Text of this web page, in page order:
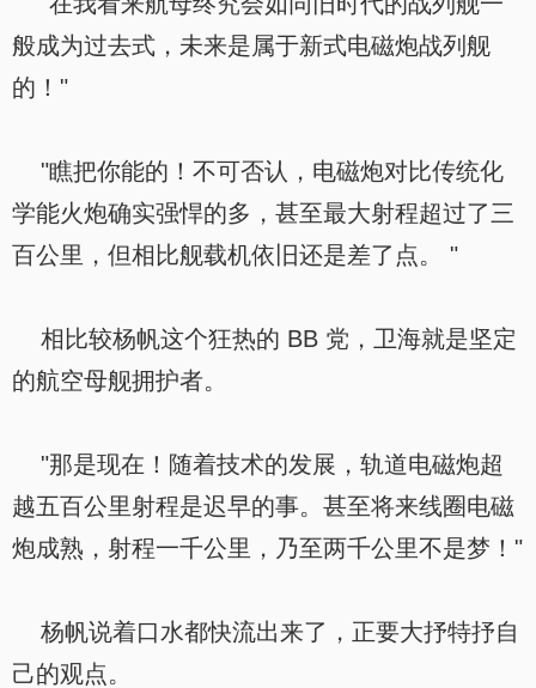
般成为过去式，未来是属于新式电磁炮战列舰
的！"
"瞧把你能的！不可否认，电磁炮对比传统化
学能火炮确实强悍的多，甚至最大射程超过了三
百公里，但相比舰载机依旧还是差了点。 "
相比较杨帆这个狂热的 BB 党，卫海就是坚定
的航空母舰拥护者。
"那是现在！随着技术的发展，轨道电磁炮超
越五百公里射程是迟早的事。甚至将来线圈电磁
炮成熟，射程一千公里，乃至两千公里不是梦！"
杨帆说着口水都快流出来了，正要大抒特抒自
己的观点。